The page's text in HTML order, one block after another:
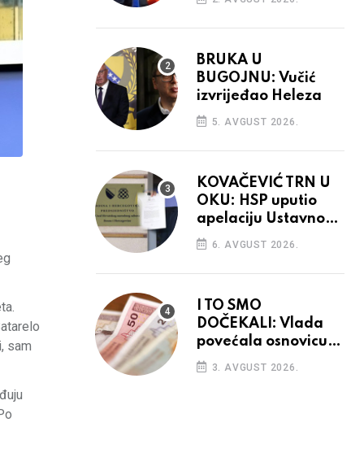
sam
BRUKA U
BUGOJNU: Vučić
izvrijeđao Heleza
5. AVGUST 2026.
KOVAČEVIĆ TRN U
OKU: HSP uputio
apelaciju Ustavnom
sudu BiH
6. AVGUST 2026.
I TO SMO
DOČEKALI: Vlada
povećala osnovicu
za obračun plaća
budžetskim
3. AVGUST 2026.